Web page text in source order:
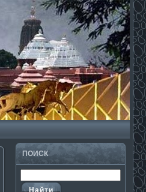
ПОИСК